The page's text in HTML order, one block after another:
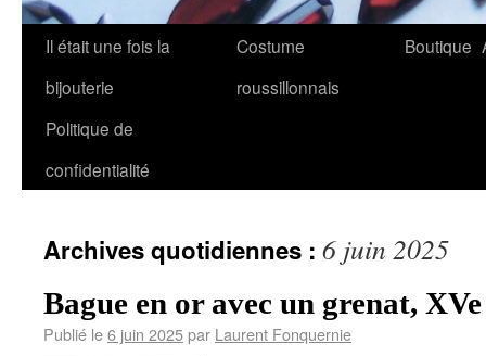
Il était une fois la
bijouterie
Costume
roussillonnais
Boutique
Politique de
confidentialité
Archives quotidiennes : 6 juin 2025
Bague en or avec un grenat, XVe
Publié le6 juin 2025par Laurent Fonquernie